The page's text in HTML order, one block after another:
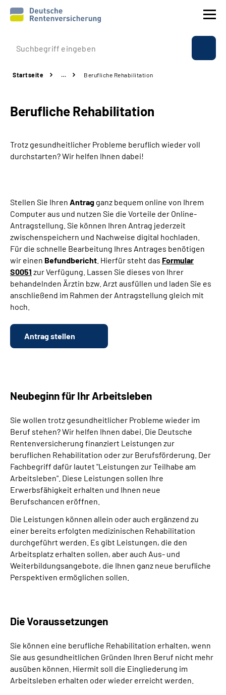
Prävention
Rente
Beratung & Kontakt
Online-Services
Suche
Language
Inhalte in Gebärdensprache (DGS)
Leichte Sprache
Startseite … Berufliche Rehabilitation
Berufliche Rehabilitation
Trotz gesundheitlicher Probleme beruflich wieder voll
durchstarten? Wir helfen Ihnen dabei!
Stellen Sie Ihren Antrag ganz bequem online von Ihrem
Computer aus und nutzen Sie die Vorteile der Online-
Antragstellung. Sie können Ihren Antrag jederzeit
zwischenspeichern und Nachweise digital hochladen.
Für die schnelle Bearbeitung Ihres Antrages benötigen
wir einen Befundbericht . Hierfür steht das Formular
S0051 zur Verfügung. Lassen Sie dieses von Ihrer
behandelnden Ärztin bzw. Arzt ausfüllen und laden Sie es
anschließend im Rahmen der Antragstellung gleich mit
hoch.
Antrag stellen
Neubeginn für Ihr Arbeitsleben
Sie wollen trotz gesundheitlicher Probleme wieder im
Beruf stehen? Wir helfen Ihnen dabei. Die Deutsche
Rentenversicherung finanziert Leistungen zur
beruflichen Rehabilitation oder zur Berufsförderung. Der
Fachbegriff dafür lautet "Leistungen zur Teilhabe am
Arbeitsleben". Diese Leistungen sollen Ihre
Erwerbsfähigkeit erhalten und Ihnen neue
Berufschancen eröffnen.
Die Leistungen können allein oder auch ergänzend zu
einer bereits erfolgten medizinischen Rehabilitation
durchgeführt werden. Es gibt Leistungen, die den
Arbeitsplatz erhalten sollen, aber auch Aus- und
Weiterbildungsangebote, die Ihnen ganz neue berufliche
Perspektiven ermöglichen sollen.
Die Voraussetzungen
Sie können eine berufliche Rehabilitation erhalten, wenn
Sie aus gesundheitlichen Gründen Ihren Beruf nicht mehr
ausüben können. Hiermit soll die Eingliederung im
Arbeitsleben erhalten oder wieder erreicht werden.